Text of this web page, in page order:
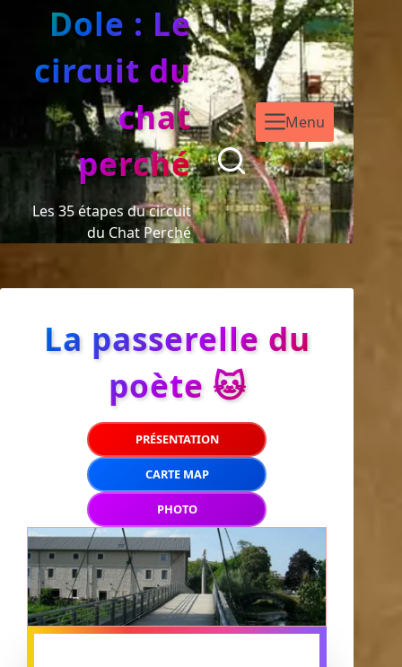
Dole : Le
circuit du
chat
perché
Les 35 étapes du circuit
du Chat Perché
Menu
La passerelle du
poète 🐱
PRÉSENTATION
CARTE MAP
PHOTO